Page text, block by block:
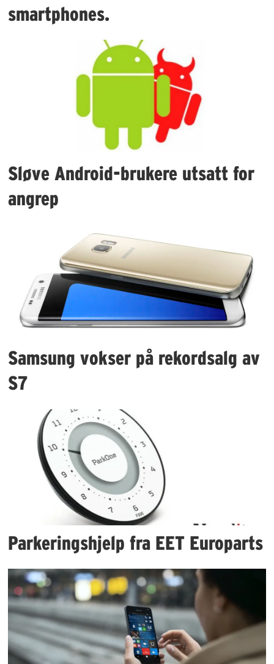
smartphones.
Sløve Android-brukere utsatt for
angrep
Samsung vokser på rekordsalg av
S7
Parkeringshjelp fra EET Europarts